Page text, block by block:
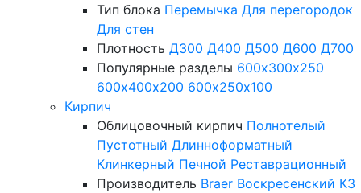
Тип блока Перемычка Для перегородок
Для стен
Плотность Д300 Д400 Д500 Д600 Д700
Популярные разделы 600х300х250
600х400х200 600х250х100
Кирпич
Облицовочный кирпич Полнотелый
Пустотный Длинноформатный
Клинкерный Печной Реставрационный
Производитель Braer Воскресенский КЗ